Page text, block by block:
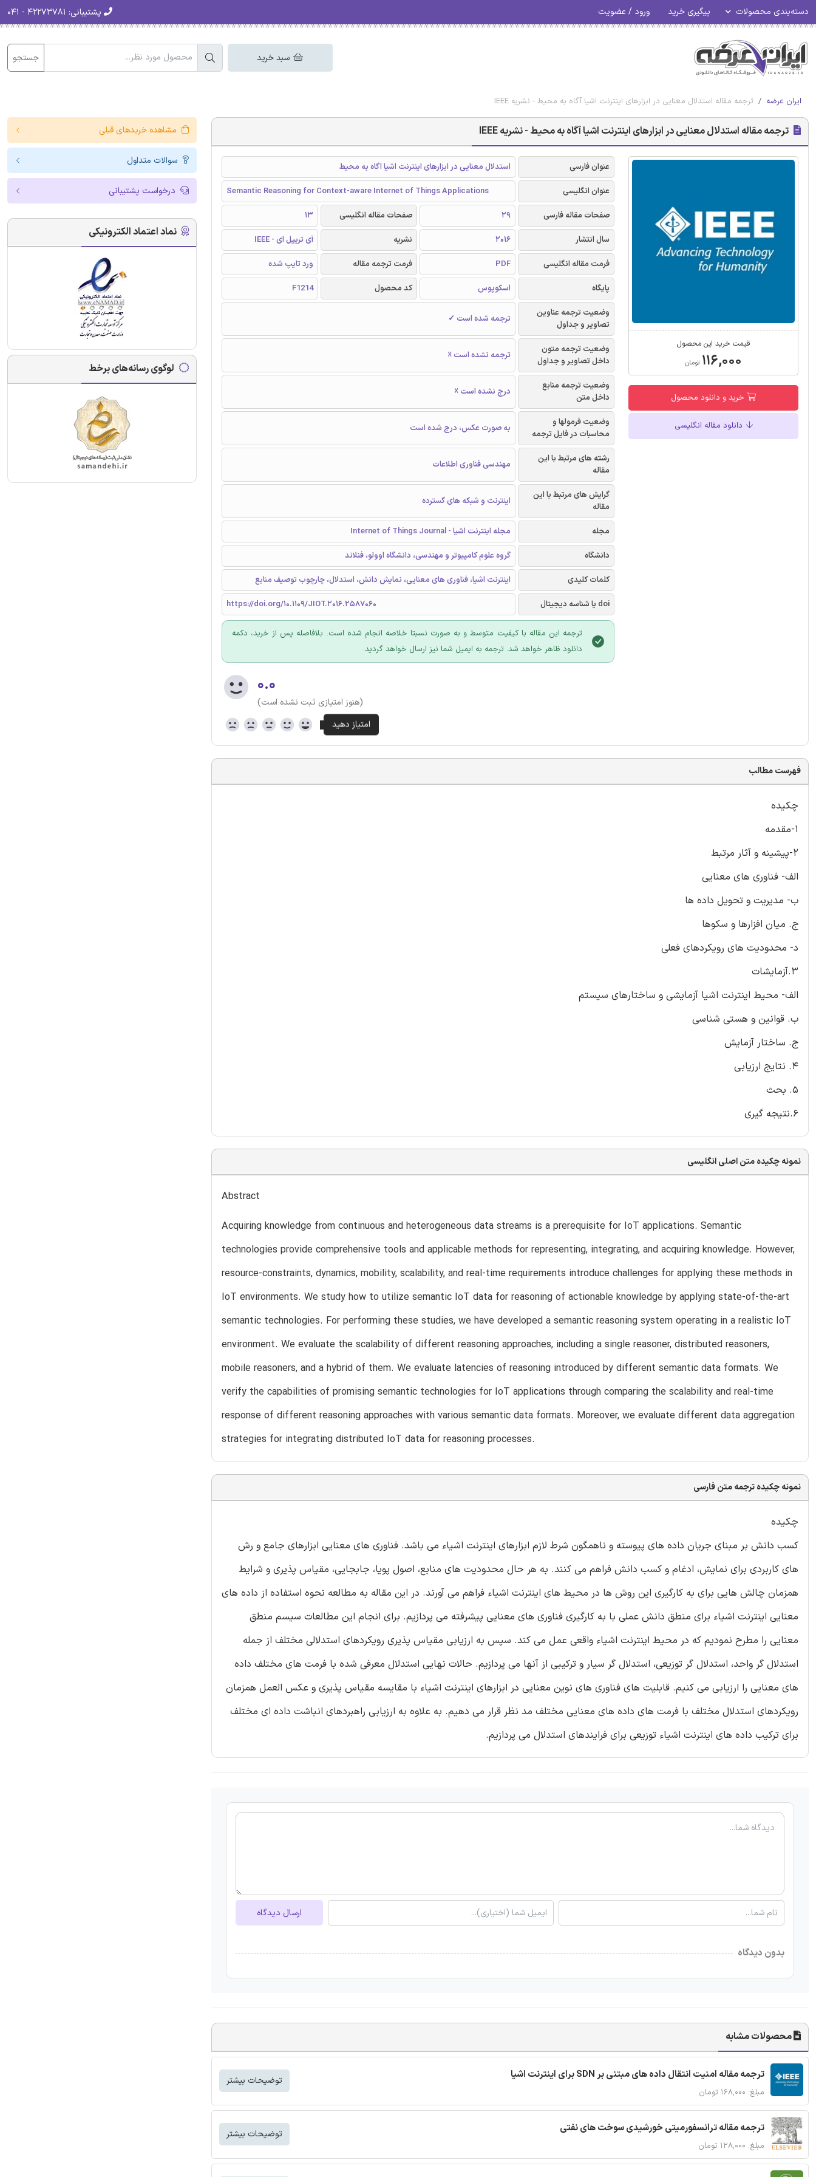
دسته‌بندی محصولات پیگیری خرید ورود / عضویت پشتیبانی:
سبد خرید جستجو
ایران عرضه ترجمه مقاله استدلال معنایی در ابزارهای اینترنت اشیا آگاه به محیط - نشریه IEEE
ترجمه مقاله استدلال معنایی در ابزارهای اینترنت اشیا آگاه به محیط - نشریه IEEE
قیمت خرید این محصول
۱۱۶,۰۰۰ تومان
خرید و دانلود محصول
دانلود مقاله انگلیسی
عنوان فارسی
استدلال معنایی در ابزارهای اینترنت اشیا آگاه به محیط
عنوان انگلیسی
Semantic Reasoning for Context-aware Internet of Things Applications
صفحات مقاله فارسی
29 صفحات مقاله انگلیسی
13
سال انتشار
2016 نشریه
آی تریپل ای - IEEE
فرمت مقاله انگلیسی
PDF فرمت ترجمه مقاله
ورد تایپ شده
پایگاه
اسکوپوس کد محصول
F1214
وضعیت ترجمه عناوین
تصاویر و جداول
ترجمه شده است ✓
وضعیت ترجمه متون
داخل تصاویر و جداول
ترجمه نشده است ☓
وضعیت ترجمه منابع
داخل متن
درج نشده است ☓
وضعیت فرمولها و
محاسبات در فایل ترجمه
به صورت عکس، درج شده است
رشته های مرتبط با این
مقاله
مهندسی فناوری اطلاعات
گرایش های مرتبط با این
مقاله
اینترنت و شبکه های گسترده
مجله
مجله اینترنت اشیا - Internet of Things Journal
دانشگاه
گروه علوم کامپیوتر و مهندسی، دانشگاه اوولو، فنلاند
کلمات کلیدی
اینترنت اشیا، فناوری های معنایی، نمایش دانش، استدلال، چارچوب توصیف منابع
doi یا شناسه دیجیتال
https://doi.org/10.1109/JIOT.2016.2587060
ترجمه این مقاله با کیفیت متوسط و به صورت نسبتا خلاصه انجام شده است. بلافاصله پس از خرید، دکمه
دانلود ظاهر خواهد شد. ترجمه به ایمیل شما نیز ارسال خواهد گردید.
۰.۰
(هنوز امتیازی ثبت نشده است)
فهرست مطالب
چکیده
1-مقدمه
2-پیشینه و آثار مرتبط
الف- فناوری های معنایی
ب- مدیریت و تحویل داده ها
ج. میان افزارها و سکوها
د- محدودیت های رویکردهای فعلی
3.آزمایشات
الف- محیط اینترنت اشیا آزمایشی و ساختارهای سیستم
ب. قوانین و هستی شناسی
ج. ساختار آزمایش
4. نتایج ارزیابی
5. بحث
6.نتیجه گیری
نمونه چکیده متن اصلی انگلیسی
Abstract
Acquiring knowledge from continuous and heterogeneous data streams is a prerequisite for IoT applications. Semantic
technologies provide comprehensive tools and applicable methods for representing, integrating, and acquiring knowledge. However,
resource-constraints, dynamics, mobility, scalability, and real-time requirements introduce challenges for applying these methods in
IoT environments. We study how to utilize semantic IoT data for reasoning of actionable knowledge by applying state-of-the-art
semantic technologies. For performing these studies, we have developed a semantic reasoning system operating in a realistic IoT
environment. We evaluate the scalability of different reasoning approaches, including a single reasoner, distributed reasoners,
mobile reasoners, and a hybrid of them. We evaluate latencies of reasoning introduced by different semantic data formats. We
verify the capabilities of promising semantic technologies for IoT applications through comparing the scalability and real-time
response of different reasoning approaches with various semantic data formats. Moreover, we evaluate different data aggregation
strategies for integrating distributed IoT data for reasoning processes.
نمونه چکیده ترجمه متن فارسی
چکیده
کسب دانش بر مبنای جریان داده های پیوسته و ناهمگون شرط لازم ابزارهای اینترنت اشیاء می باشد. فناوری های معنایی ابزارهای جامع و رش
های کاربردی برای نمایش، ادغام و کسب دانش فراهم می کنند. به هر حال محدودیت های منابع، اصول پویا، جابجایی، مقیاس پذیری و شرایط
همزمان چالش هایی برای به کارگیری این روش ها در محیط های اینترنت اشیاء فراهم می آورند. در این مقاله به مطالعه نحوه استفاده از داده های
معنایی اینترنت اشیاء برای منطق دانش عملی با به کارگیری فناوری های معنایی پیشرفته می پردازیم. برای انجام این مطالعات سیسم منطق
معنایی را مطرح نمودیم که در محیط اینترنت اشیاء واقعی عمل می کند. سپس به ارزیابی مقیاس پذیری رویکردهای استدلالی مختلف از جمله
استدلال گر واحد، استدلال گر توزیعی، استدلال گر سیار و ترکیبی از آنها می پردازیم. حالات نهایی استدلال معرفی شده با فرمت های مختلف داده
های معنایی را ارزیابی می کنیم. قابلیت های فناوری های نوین معنایی در ابزارهای اینترنت اشیاء با مقایسه مقیاس پذیری و عکس العمل همزمان
رویکردهای استدلال مختلف با فرمت های داده های معنایی مختلف مد نظر قرار می دهیم. به علاوه به ارزیابی راهبردهای انباشت داده ای مختلف
برای ترکیب داده های اینترنت اشیاء توزیعی برای فرایندهای استدلال می پردازیم.
ارسال دیدگاه
بدون دیدگاه
محصولات مشابه
ترجمه مقاله امنیت انتقال داده های مبتنی بر SDN برای اینترنت اشیا
مبلغ: ۱۶۸,۰۰۰ تومان
توضیحات بیشتر
ترجمه مقاله ترانسفورمیتی خورشیدی سوخت های نفتی
مبلغ: ۱۲۸,۰۰۰ تومان
توضیحات بیشتر
مشاهده خریدهای قبلی
سوالات متداول
درخواست پشتیبانی
نماد اعتماد الکترونیکی
لوگوی رسانه‌های برخط